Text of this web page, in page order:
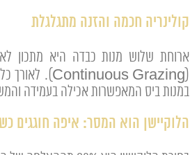
קולינריה חכמה והזנה מתגלגלת
ארוחת שלוש מנות כבדה היא מתכון
במנות ביס המאפשרות אכילה בעמידה
הלוקיישן הוא המסר: איפה חוגגים